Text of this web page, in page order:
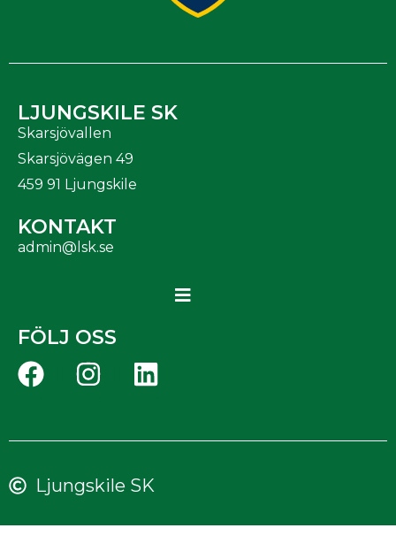
LJUNGSKILE SK
Skarsjövallen
Skarsjövägen 49
459 91 Ljungskile
KONTAKT
admin@lsk.se
FÖLJ OSS
Ljungskile SK